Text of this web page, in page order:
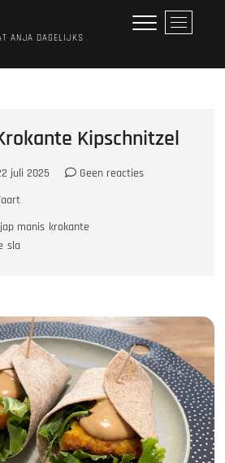
ANJA DAGELIJKS
M
e
o
p
Kipschnitzel
juli 2025
Geen reacties
manis krokante
sla